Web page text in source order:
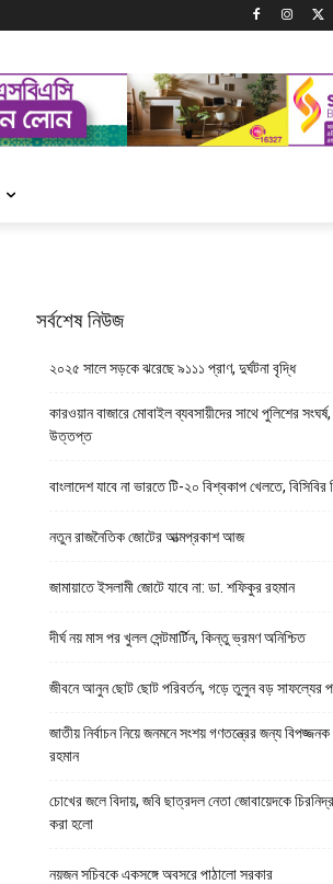
সর্বশেষ নিউজ
২০২৫ সালে সড়কে ঝরেছে ৯১১১ প্রাণ, দুর্ঘটনা বৃদ্ধি
কারওয়ান বাজারে মোবাইল ব্যবসায়ীদের সাথে পুলিশের
উত্তপ্ত
বাংলাদেশ যাবে না ভারতে টি-২০ বিশ্বকাপ খেলতে, বিসিবির
নতুন রাজনৈতিক জোটের আত্মপ্রকাশ আজ
জামায়াতে ইসলামী জোটে যাবে না: ডা. শফিকুর রহমান
দীর্ঘ নয় মাস পর খুলল সেন্টমার্টিন, কিন্তু ভ্রমণ অনিশ্চিত
জীবনে আনুন ছোট ছোট পরিবর্তন, গড়ে তুলুন বড় সাফল্যের
জাতীয় নির্বাচন নিয়ে জনমনে সংশয় গণতন্ত্রের জন্য
রহমান
চোখের জলে বিদায়, জবি ছাত্রদল নেতা জোবায়েদকে
করা হলো
নয়জন সচিবকে একসঙ্গে অবসরে পাঠালো সরকার